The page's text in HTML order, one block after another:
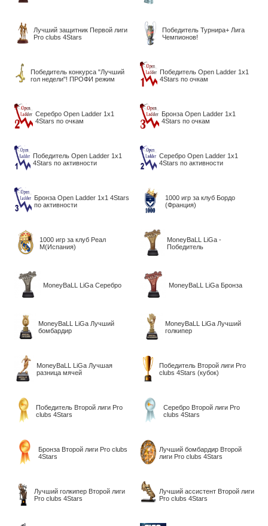
Лучший защитник Первой лиги
Pro clubs 4Stars
Победитель Турнира+ Лига
Чемпионов!
Победитель конкурса "Лучший
гол недели"! ПРОФИ режим
Победитель Open Ladder 1х1
4Stars по очкам
Серебро Open Ladder 1х1
4Stars по очкам
Бронза Open Ladder 1х1
4Stars по очкам
Победитель Open Ladder 1х1
4Stars по активности
Серебро Open Ladder 1х1
4Stars по активности
Бронза Open Ladder 1х1 4Stars
по активности
1000 игр за клуб Бордо
(Франция)
1000 игр за клуб Реал
М(Испания)
MoneyBaLL LiGa -
Победитель
MoneyBaLL LiGa Серебро MoneyBaLL LiGa Бронза
MoneyBaLL LiGa Лучший
бомбардир
MoneyBaLL LiGa Лучший
голкипер
MoneyBaLL LiGa Лучшая
разница мячей
Победитель Второй лиги Pro
clubs 4Stars (кубок)
Победитель Второй лиги Pro
clubs 4Stars
Серебро Второй лиги Pro
clubs 4Stars
Бронза Второй лиги Pro clubs
4Stars
Лучший бомбардир Второй
лиги Pro clubs 4Stars
Лучший голкипер Второй лиги
Pro clubs 4Stars
Лучший ассистент Второй лиги
Pro clubs 4Stars